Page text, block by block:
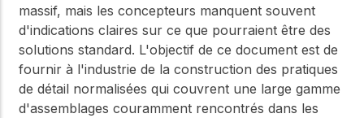
massif, mais les concepteurs manquent souvent
d'indications claires sur ce que pourraient être des
solutions standard. L'objectif de ce document est de
fournir à l'industrie de la construction des pratiques
de détail normalisées qui couvrent une large gamme
d'assemblages couramment rencontrés dans les